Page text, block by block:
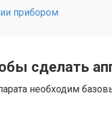
прибором
сделать
необходим